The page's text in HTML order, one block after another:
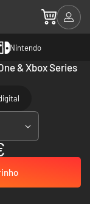
Nintendo
& Xbox Series